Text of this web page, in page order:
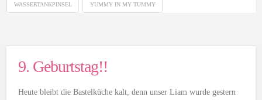
WASSERTANKPINSEL YUMMY IN MY TUMMY
9. Geburtstag!!
Heute bleibt die Bastelküche kalt, denn unser Liam wurde gestern